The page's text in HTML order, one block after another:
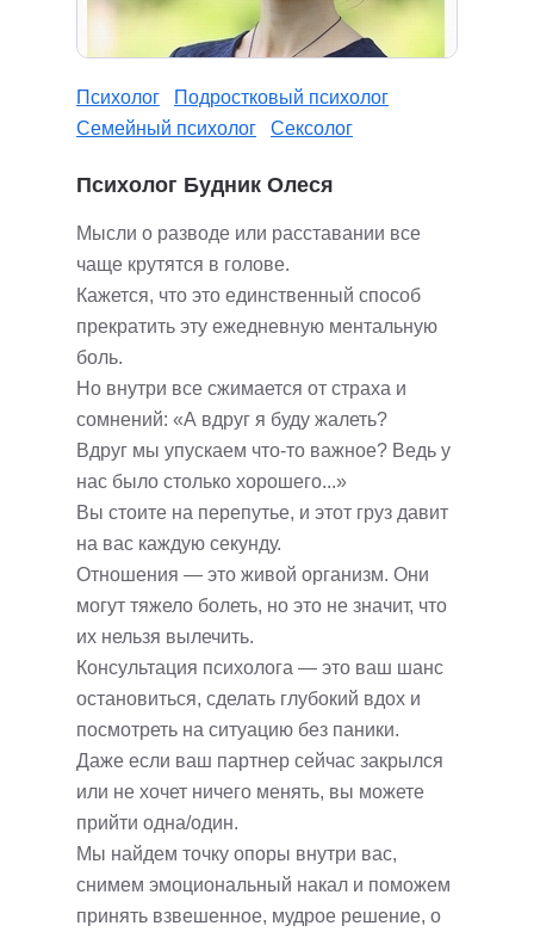
Психолог
Подростковый психолог
Семейный психолог
Сексолог
Психолог Будник Олеся
Мысли о разводе или расставании все
чаще крутятся в голове.
Кажется, что это единственный способ
прекратить эту ежедневную ментальную
боль.
Но внутри все сжимается от страха и
сомнений: «А вдруг я буду жалеть?
Вдруг мы упускаем что-то важное? Ведь у
нас было столько хорошего...»
Вы стоите на перепутье, и этот груз давит
на вас каждую секунду.
Отношения — это живой организм. Они
могут тяжело болеть, но это не значит, что
их нельзя вылечить.
Консультация психолога — это ваш шанс
остановиться, сделать глубокий вдох и
посмотреть на ситуацию без паники.
Даже если ваш партнер сейчас закрылся
или не хочет ничего менять, вы можете
прийти одна/один.
Мы найдем точку опоры внутри вас,
снимем эмоциональный накал и поможем
принять взвешенное, мудрое решение, о